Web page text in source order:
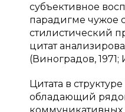
субъективное
парадигме чужое
стилистический
цитат
(Виноградов, 1971;
Цитата в
обладающий